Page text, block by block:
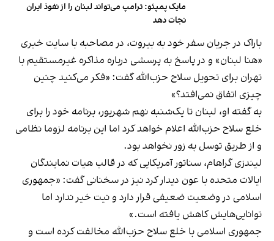
مایک پمپئو: ترامپ می‌تواند لبنان را از نفوذ ایران
نجات دهد
باراک در جریان سفر خود به بیروت، در مصاحبه با سایت خبری
«هنا لبنان» و در پاسخ به پرسشی درباره مذاکره غیرمستقیم با
تهران برای تحویل سلاح حزب‌الله گفت: «فکر می‌کنید چنین
چیزی اتفاق نمی‌افتد؟»
به گفته او، لبنان تا یک‌شنبه نهم شهریور، برنامه خود را برای
خلع سلاح حزب‌الله اعلام خواهد کرد اما این برنامه لزوما نظامی
و از طریق توسل به زور نخواهد بود.
لیندزی گراهام،‌ سناتور آمریکایی که در قالب هیات نمایندگان
ایالات متحده با عون دیدار کرد نیز در سخنانی گفت: «جمهوری
اسلامی در وضعیت ضعیفی قرار دارد و نیت خیر ندارد اما
توانایی‌هایش کاهش یافته است.»
جمهوری اسلامی با خلع سلاح حزب‌الله مخالفت کرده‌ است و